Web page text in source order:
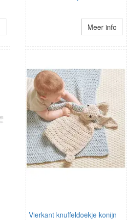
Meer info
Vierkant knuffeldoekje konijn